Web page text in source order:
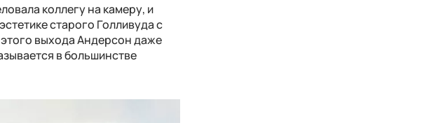
коллегу на камеру, и
старого Голливуда с
выхода Андерсон даже
в большинстве